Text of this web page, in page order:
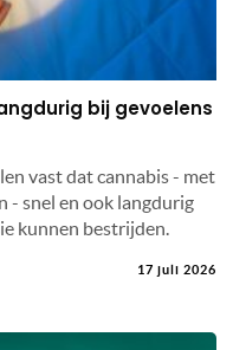
bij gevoelens
vast dat cannabis - met
- snel en ook langdurig
kunnen bestrijden.
17 juli 2026